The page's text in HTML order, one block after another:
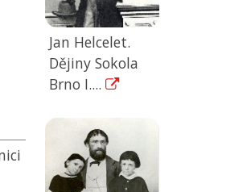
Jan Helcelet.
Dějiny Sokola
Brno I....